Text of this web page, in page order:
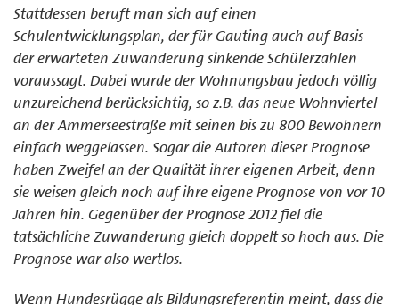
Stattdessen beruft man sich auf einen
Schulentwicklungsplan, der für Gauting auch auf Basis
der erwarteten Zuwanderung sinkende Schülerzahlen
voraussagt. Dabei wurde der Wohnungsbau jedoch völlig
unzureichend berücksichtig, so z.B. das neue Wohnviertel
an der Ammerseestraße mit seinen bis zu 800 Bewohnern
einfach weggelassen. Sogar die Autoren dieser Prognose
haben Zweifel an der Qualität ihrer eigenen Arbeit, denn
sie weisen gleich noch auf ihre eigene Prognose von vor 10
Jahren hin. Gegenüber der Prognose 2012 fiel die
tatsächliche Zuwanderung gleich doppelt so hoch aus. Die
Prognose war also wertlos.
Wenn Hundesrügge als Bildungsreferentin meint, dass die